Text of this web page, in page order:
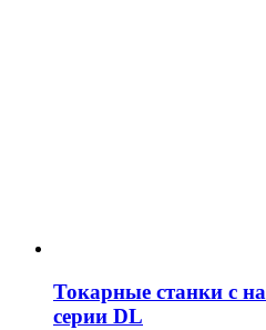
Токарные станки с
серии DL